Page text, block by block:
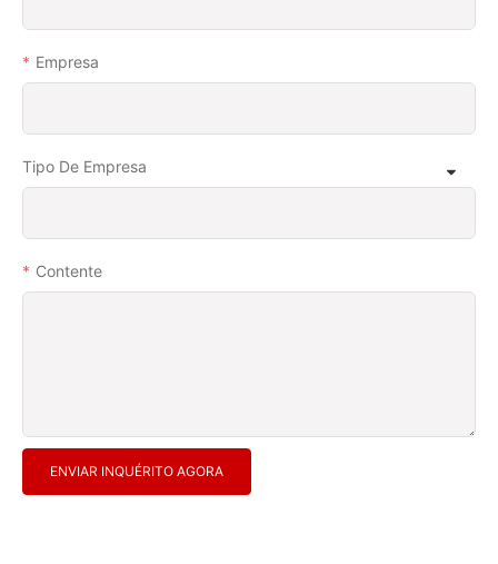
Empresa
Tipo De Empresa
Contente
ENVIAR INQUÉRITO AGORA